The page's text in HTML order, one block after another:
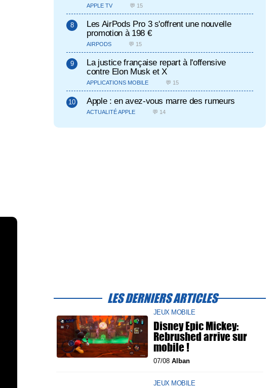
APPLE TV 💬 15
Les AirPods Pro 3 s'offrent une nouvelle
promotion à 198 €
AIRPODS 💬 15
La justice française repart à l'offensive
contre Elon Musk et X
APPLICATIONS MOBILE 💬 15
Apple : en avez-vous marre des rumeurs
ACTUALITÉ APPLE 💬 14
LES DERNIERS ARTICLES
JEUX MOBILE
Disney Epic Mickey:
Rebrushed arrive sur
mobile !
07/08 Alban
JEUX MOBILE